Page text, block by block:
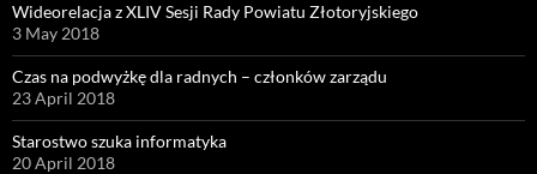
Wideorelacja z XLIV Sesji Rady Powiatu Złotoryjskiego
3 May 2018
Czas na podwyżkę dla radnych – członków zarządu
23 April 2018
Starostwo szuka informatyka
20 April 2018